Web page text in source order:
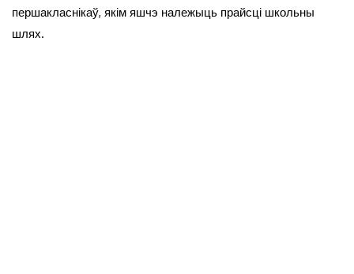
першакласнікаў, якім яшчэ належыць прайсці школьны
шлях.